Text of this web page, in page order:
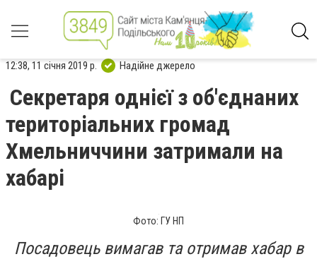
12:38, 11 січня 2019 р. Надійне джерело
Секретаря однієї з об'єднаних
територіальних громад
Хмельниччини затримали на
хабарі
Фото: ГУ НП
Посадовець вимагав та отримав хабар в